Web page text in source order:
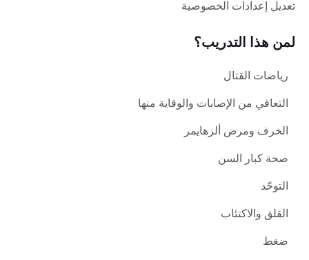
تعديل إعدادات الخصوصية
لمن هذا التدريب؟
رياضات القتال
التعافي من الإصابات والوقاية منها
الخرف ومرض ألزهايمر
صحة كبار السن
التوحّد
القلق والاكتئاب
ضغط